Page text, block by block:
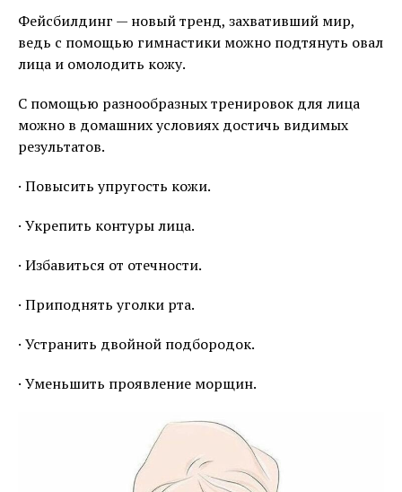
Фейсбилдинг — новый тренд, захвативший мир,
ведь с помощью гимнастики можно подтянуть овал
лица и омолодить кожу.
С помощью разнообразных тренировок для лица
можно в домашних условиях достичь видимых
результатов.
· Повысить упругость кожи.
· Укрепить контуры лица.
· Избавиться от отечности.
· Приподнять уголки рта.
· Устранить двойной подбородок.
· Уменьшить проявление морщин.